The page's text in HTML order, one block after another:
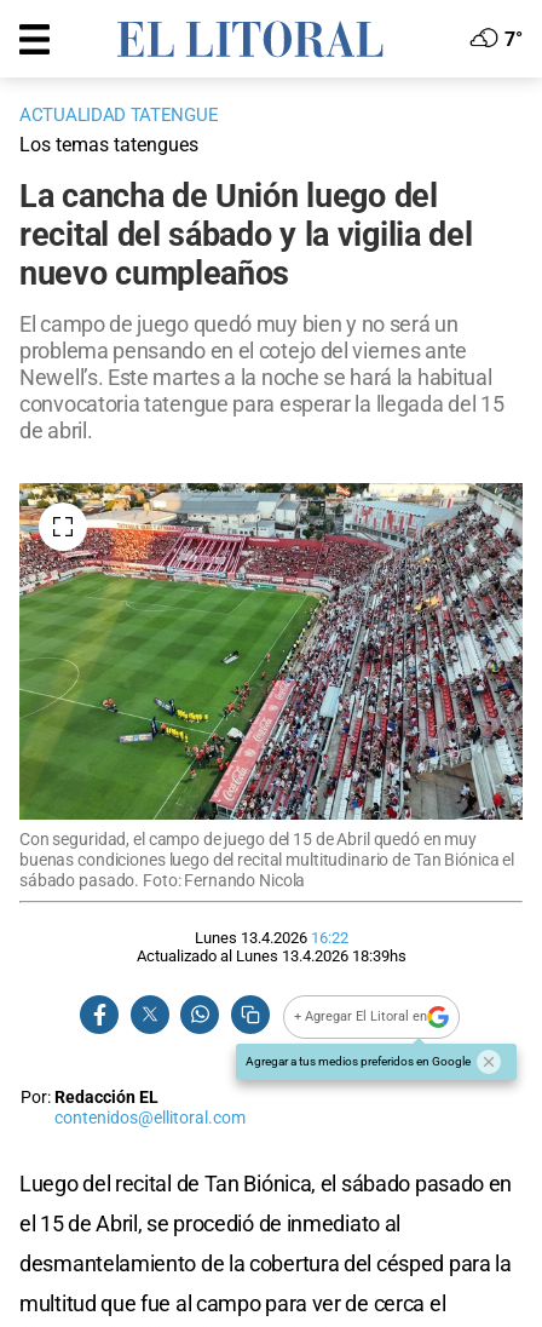
7°
ACTUALIDAD TATENGUE
Los temas tatengues
La cancha de Unión luego del
recital del sábado y la vigilia del
nuevo cumpleaños
El campo de juego quedó muy bien y no será un
problema pensando en el cotejo del viernes ante
Newell’s. Este martes a la noche se hará la habitual
convocatoria tatengue para esperar la llegada del 15
de abril.
Con seguridad, el campo de juego del 15 de Abril quedó en muy
buenas condiciones luego del recital multitudinario de Tan Biónica el
sábado pasado. Foto: Fernando Nicola
Lunes 13.4.2026 16:22
Actualizado al Lunes 13.4.2026 18:39hs
+ Agregar El Litoral en
Agregar a tus medios preferidos en Google
Por:Redacción EL
contenidos@ellitoral.com
Luego del recital de Tan Biónica, el sábado pasado en
el 15 de Abril, se procedió de inmediato al
desmantelamiento de la cobertura del césped para la
multitud que fue al campo para ver de cerca el